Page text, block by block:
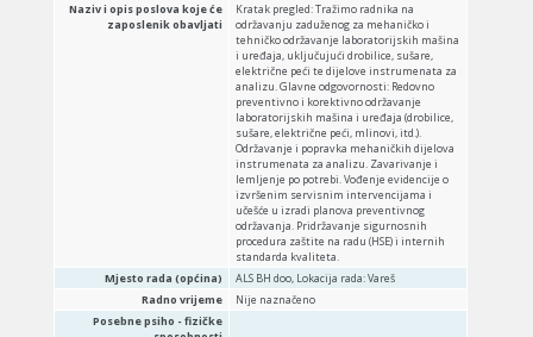
Naziv i opis poslova koje će
zaposlenik obavljati
Kratak pregled: Tražimo radnika na
održavanju zaduženog za mehaničko i
tehničko održavanje laboratorijskih mašina
i uređaja, uključujući drobilice, sušare,
električne peći te dijelove instrumenata za
analizu. Glavne odgovornosti: Redovno
preventivno i korektivno održavanje
laboratorijskih mašina i uređaja (drobilice,
sušare, električne peći, mlinovi, itd.).
Održavanje i popravka mehaničkih dijelova
instrumenata za analizu. Zavarivanje i
lemljenje po potrebi. Vođenje evidencije o
izvršenim servisnim intervencijama i
učešće u izradi planova preventivnog
održavanja. Pridržavanje sigurnosnih
procedura zaštite na radu (HSE) i internih
standarda kvaliteta.
Mjesto rada (općina)
ALS BH doo, Lokacija rada: Vareš
Radno vrijeme
Nije naznačeno
Posebne psiho - fizičke